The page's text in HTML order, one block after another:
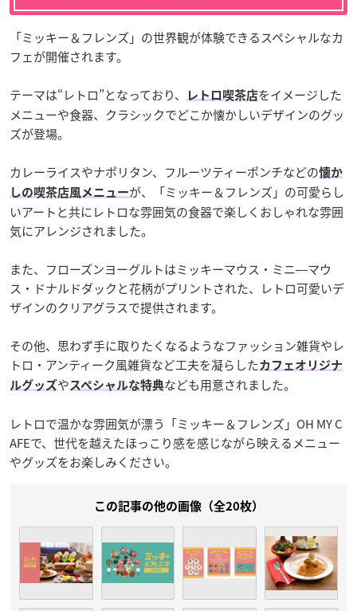
「ミッキー＆フレンズ」の世界観が体験できるスペシャルなカ
フェが開催されます。
テーマは“レトロ”となっており、 レトロ喫茶店をイメージした
メニューや食器、クラシックでどこか懐かしいデザインのグッ
ズが登場。
カレーライスやナポリタン、フルーツティーポンチなどの懐か
しの喫茶店風メニューが、「ミッキー＆フレンズ」の可愛らし
いアートと共にレトロな雰囲気の食器で楽しくおしゃれな雰囲
気にアレンジされました。
また、フローズンヨーグルトはミッキーマウス・ミニ―マウ
ス・ドナルドダックと花柄がプリントされた、レトロ可愛いデ
ザインのクリアグラスで提供されます。
その他、思わず手に取りたくなるようなファッション雑貨やレ
トロ・アンティーク風雑貨など工夫を凝らしたカフェオリジナ
ルグッズや スペシャルな特典なども用意されました。
レトロで温かな雰囲気が漂う「ミッキー＆フレンズ」OH MY C
AFEで、世代を越えたほっこり感を感じながら映えるメニュー
やグッズをお楽しみください。
この記事の他の画像（全20枚）